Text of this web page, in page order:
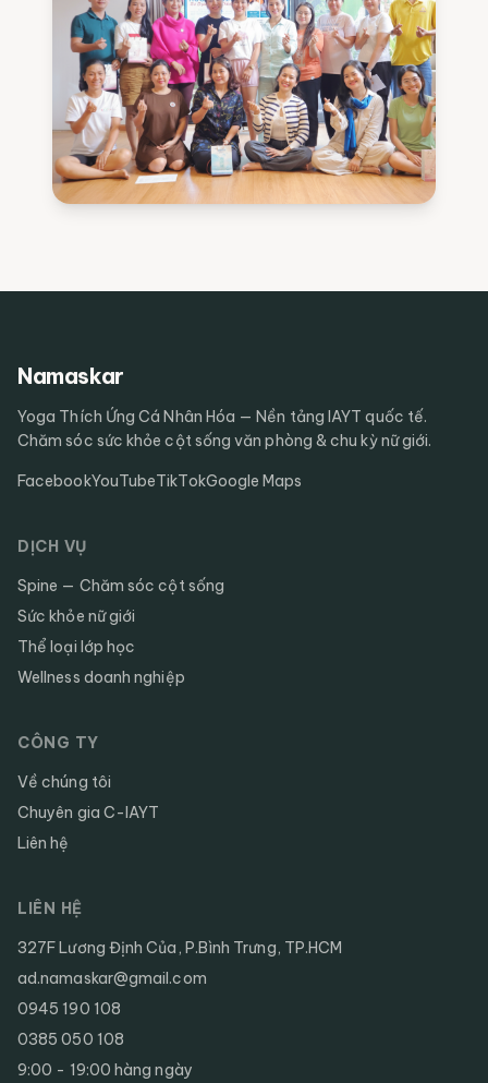
Namaskar
Yoga Thích Ứng Cá Nhân Hóa — Nền tảng IAYT quốc tế.
Chăm sóc sức khỏe cột sống văn phòng & chu kỳ nữ giới.
FacebookYouTubeTikTokGoogle Maps
DỊCH VỤ
Spine — Chăm sóc cột sống
Sức khỏe nữ giới
Thể loại lớp học
Wellness doanh nghiệp
CÔNG TY
Về chúng tôi
Chuyên gia C-IAYT
Liên hệ
LIÊN HỆ
327F Lương Định Của, P.Bình Trưng, TP.HCM
ad.namaskar@gmail.com
0945 190 108
0385 050 108
9:00 - 19:00 hàng ngày